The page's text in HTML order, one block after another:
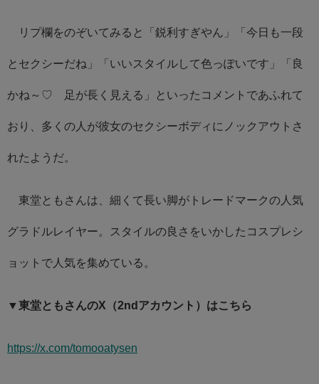
リプ欄をのぞいてみると「鋭利すぎやん」「今日も一段
とセクシーだね」「いいスタイルして色っぽいです」「良
かね～♡ 足が長く見える」といったコメントであふれて
おり、多くの人が彼女のセクシーボディにノックアウトさ
れたようだ。
東堂ともさんは、細くて長い脚がトレードマークの人気
グラドルレイヤー。スタイルの良さをいかしたコスプレシ
ョットで人気を集めている。
▼東堂ともさんのX（2ndアカウント）はこちら
https://x.com/tomooatysen